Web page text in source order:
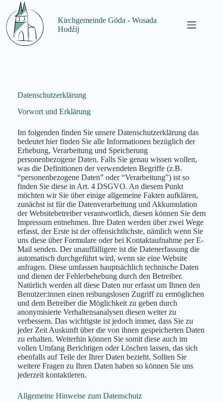
Inhalt
springen
Kirchgemeinde Göda - Wosada
Hodźij
Datenschutzerklärung
Vorwort und Erklärung
Im folgenden finden Sie unsere Datenschutzerklärung das
bedeutet hier finden Sie alle Informationen bezüglich der
Erhebung, Verarbeitung und Speicherung
personenbezogene Daten. Falls Sie genau wissen wollen,
was die Definitionen der verwendeten Begriffe (z.B.
“personenbezogene Daten” oder “Verarbeitung”) ist so
finden Sie diese in Art. 4 DSGVO. An diesem Punkt
möchten wir Sie über einige allgemeine Fakten aufklären,
zunächst ist für die Datenverarbeitung und Akkumulation
der Websitebetreiber verantwortlich, diesen können Sie dem
Impressum entnehmen. Ihre Daten werden über zwei Wege
erfasst, der Erste ist der offensichtlichste, nämlich wenn Sie
uns diese über Formulare oder bei Kontaktaufnahme per E-
Mail senden. Der unauffälligere ist die Datenerfassung die
automatisch durchgeführt wird, wenn sie eine Website
anfragen. Diese umfassen hauptsächlich technische Daten
und dienen der Fehlerbehebung durch den Betreiber.
Natürlich werden all diese Daten nur erfasst um Ihnen den
Benutzer:innen einen reibungslosen Zugriff zu ermöglichen
und dem Betreiber die Möglichkeit zu geben durch
anonymisierte Verhaltensanalysen diesen weiter zu
verbessern. Das wichtigste ist jedoch immer, dass Sie zu
jeder Zeit Auskunft über die von ihnen gespeicherten Daten
zu erhalten. Weiterhin können Sie somit diese auch im
vollen Umfang Berichtigen oder Löschen lassen, das sich
ebenfalls auf Teile der Ihrer Daten bezieht. Sollten Sie
weitere Fragen zu Ihren Daten haben so können Sie uns
jederzeit kontaktieren.
Allgemeine Hinweise zum Datenschutz